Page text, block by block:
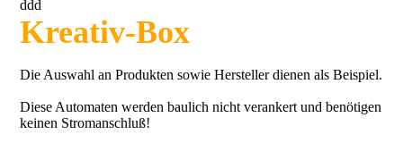
ddd
Kreativ-Box
Die Auswahl an Produkten sowie Hersteller dienen als Beispiel.
Diese Automaten werden baulich nicht verankert und benötigen
keinen Stromanschluß!